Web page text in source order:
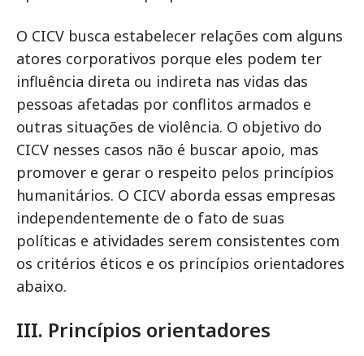
O CICV busca estabelecer relações com alguns
atores corporativos porque eles podem ter
influência direta ou indireta nas vidas das
pessoas afetadas por conflitos armados e
outras situações de violência. O objetivo do
CICV nesses casos não é buscar apoio, mas
promover e gerar o respeito pelos princípios
humanitários. O CICV aborda essas empresas
independentemente de o fato de suas
políticas e atividades serem consistentes com
os critérios éticos e os princípios orientadores
abaixo.
III. Princípios orientadores